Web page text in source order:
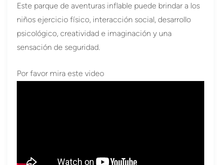
Este parque de aventuras inflable puede brindar a los
niños ejercicio físico, interacción social, desarrollo
psicológico, creatividad e imaginación y una
sensación de seguridad.
Por favor mira este video